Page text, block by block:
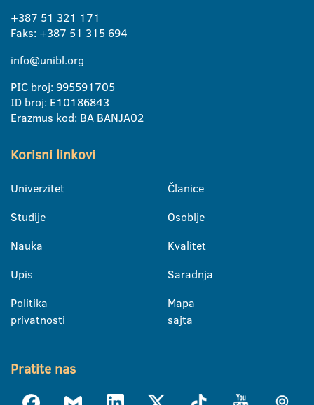
+387 51 321 171
Faks: +387 51 315 694
info@unibl.org
PIC broj: 995591705
ID broj: E10186843
Erazmus kod: BA BANJA02
Korisni linkovi
Univerzitet
Studije
Nauka
Upis
Politika
privatnosti
Članice
Osoblje
Kvalitet
Saradnja
Mapa
sajta
Pratite nas